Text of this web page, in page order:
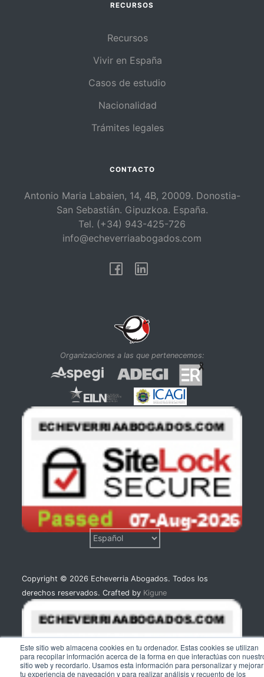
Este sitio web almacena cookies en tu ordenador. Estas cookies se utilizan
para recopilar información acerca de la forma en que interactúas con
sitio web y recordarlo. Usamos esta información para personalizar y mejorar
tu experiencia de navegación y para realizar análisis y recuento de los
RECURSOS
Recursos
Vivir en España
Casos de estudio
Nacionalidad
Trámites legales
CONTACTO
Antonio Maria Labaien, 14, 4B, 20009. Donostia-
San Sebastián. Gipuzkoa. España.
Tel. (+34) 943-425-726
info@echeverriaabogados.com
Facebook
Linkedin
Organizaciones a las que pertenecemos:
Copyright © 2026 Echeverria Abogados. Todos los
derechos reservados. Crafted by Kigune